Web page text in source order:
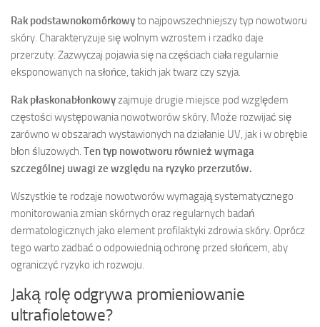
Rak podstawnokomórkowyto najpowszechniejszy typ nowotworu
skóry. Charakteryzuje się wolnym wzrostem i rzadko daje
przerzuty. Zazwyczaj pojawia się na częściach ciała regularnie
eksponowanych na słońce, takich jak twarz czy szyja.
Rak płaskonabłonkowyzajmuje drugie miejsce pod względem
częstości występowania nowotworów skóry. Może rozwijać się
zarówno w obszarach wystawionych na działanie UV, jak i w obrębie
błon śluzowych. Ten typ nowotworu również wymaga
szczególnej uwagi ze względu na ryzyko przerzutów.
Wszystkie te rodzaje nowotworów wymagają systematycznego
monitorowania zmian skórnych oraz regularnych badań
dermatologicznych jako element profilaktyki zdrowia skóry. Oprócz
tego warto zadbać o odpowiednią ochronę przed słońcem, aby
ograniczyć ryzyko ich rozwoju.
Jaką rolę odgrywa promieniowanie
ultrafioletowe?